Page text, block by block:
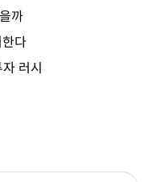
까
다
러시